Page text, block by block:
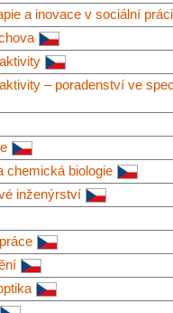
a inovace v sociální práci
– poradenství ve
chemická biologie
inženýrství